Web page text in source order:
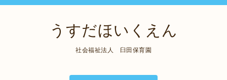
うすだほいくえん
社会福祉法人 臼田保育園